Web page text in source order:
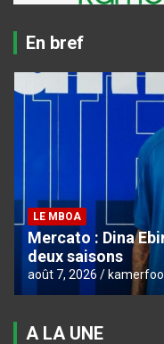
En bref
LE MBOA
Mercato : Dina
deux saisons
août 7, 2026
A LA UNE